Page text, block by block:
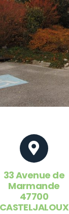
33 Avenue de
Marmande
47700
CASTELJALOUX